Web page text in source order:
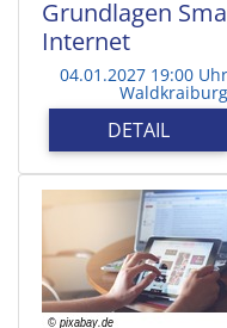
Grundlagen
Internet
04.01.2027 19:00 Uhr
Waldkraiburg
DETAIL